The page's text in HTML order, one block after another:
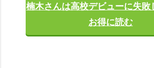
楠木さんは高校デビューに失敗
お得に読む